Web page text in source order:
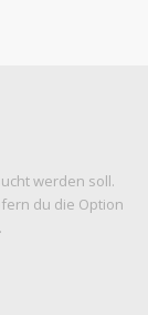
werden soll.
du die Option